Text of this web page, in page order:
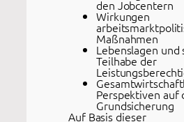
den Jobcentern
Wirkungen
Maßnahmen
Lebenslagen und
Teilhabe der
Perspektiven auf
Grundsicherung
Auf Basis dieser